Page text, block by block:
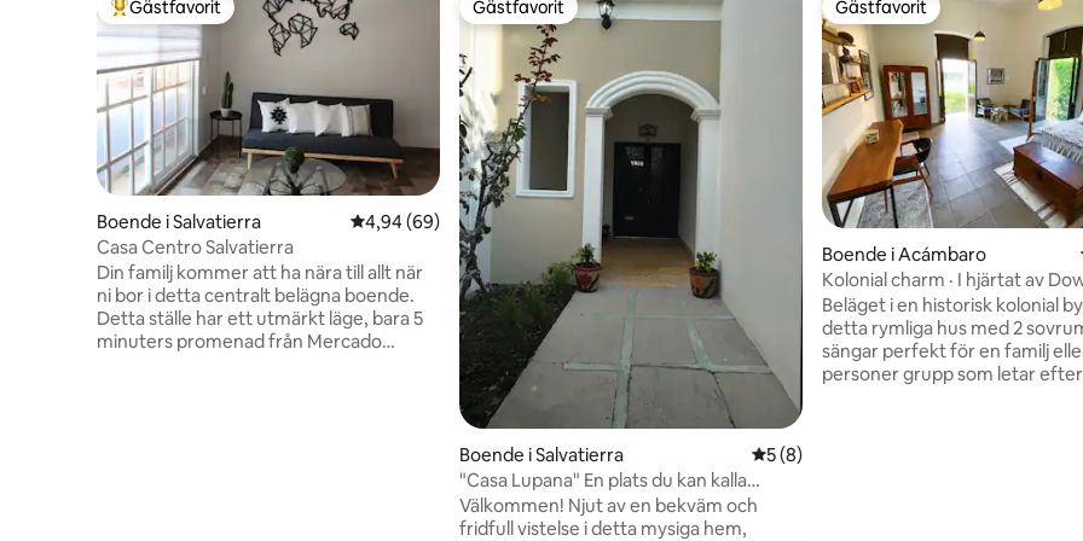
Populär gästfavorit
Gästfavorit
Boende i Salvatierra 4,94 av 5 i genomsnittligt betyg, 69 omdömen
4,94 (69)
Casa Centro Salvatierra
Din familj kommer att ha nära till allt när
ni bor i detta centralt belägna boende.
Detta ställe har ett utmärkt läge, bara 5
minuters promenad från Mercado
Gästfavorit
Gästfavorit
Boende i Salvatierra 5 av 5 i genomsnittligt betyg, 8
5 (8)
"Casa Lupana" En plats du kan kalla
hemma
Välkommen! Njut av en bekväm och
fridfull vistelse i detta mysiga hem,
Gästfavorit
Gästfavorit
Boende i Acámbaro
Kolonial charm · I hjärtat av
(2-6 personer)
Beläget i en historisk kolonial
detta rymliga hus med 2
sängar perfekt för en familj
personer grupp som letar